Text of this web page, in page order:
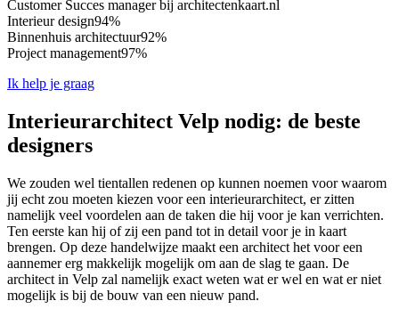
Customer Succes manager bij architectenkaart.nl
Interieur design94%
Binnenhuis architectuur92%
Project management97%
Ik help je graag
Interieurarchitect Velp nodig: de beste
designers
We zouden wel tientallen redenen op kunnen noemen voor waarom
jij echt zou moeten kiezen voor een interieurarchitect, er zitten
namelijk veel voordelen aan de taken die hij voor je kan verrichten.
Ten eerste kan hij of zij een pand tot in detail voor je in kaart
brengen. Op deze handelwijze maakt een architect het voor een
aannemer erg makkelijk mogelijk om aan de slag te gaan. De
architect in Velp zal namelijk exact weten wat er wel en wat er niet
mogelijk is bij de bouw van een nieuw pand.